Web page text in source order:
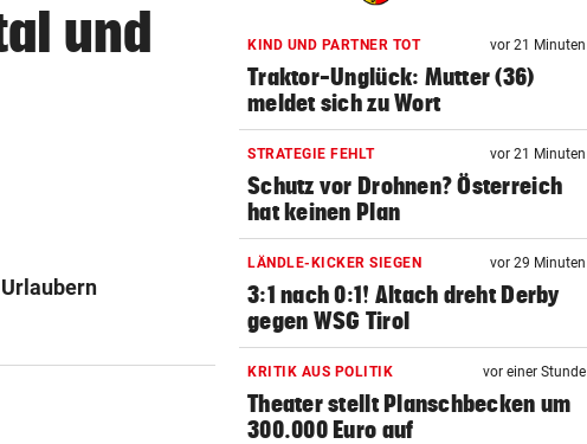
und
KIND UND PARTNER TOT vor 21 Minuten
Traktor-Unglück: Mutter (36)
meldet sich zu Wort
STRATEGIE FEHLT vor 21 Minuten
Schutz vor Drohnen? Österreich
hat keinen Plan
LÄNDLE-KICKER SIEGEN vor 29 Minuten
3:1 nach 0:1! Altach dreht Derby
gegen WSG Tirol
KRITIK AUS POLITIK vor einer Stunde
Theater stellt Planschbecken um
300.000 Euro auf